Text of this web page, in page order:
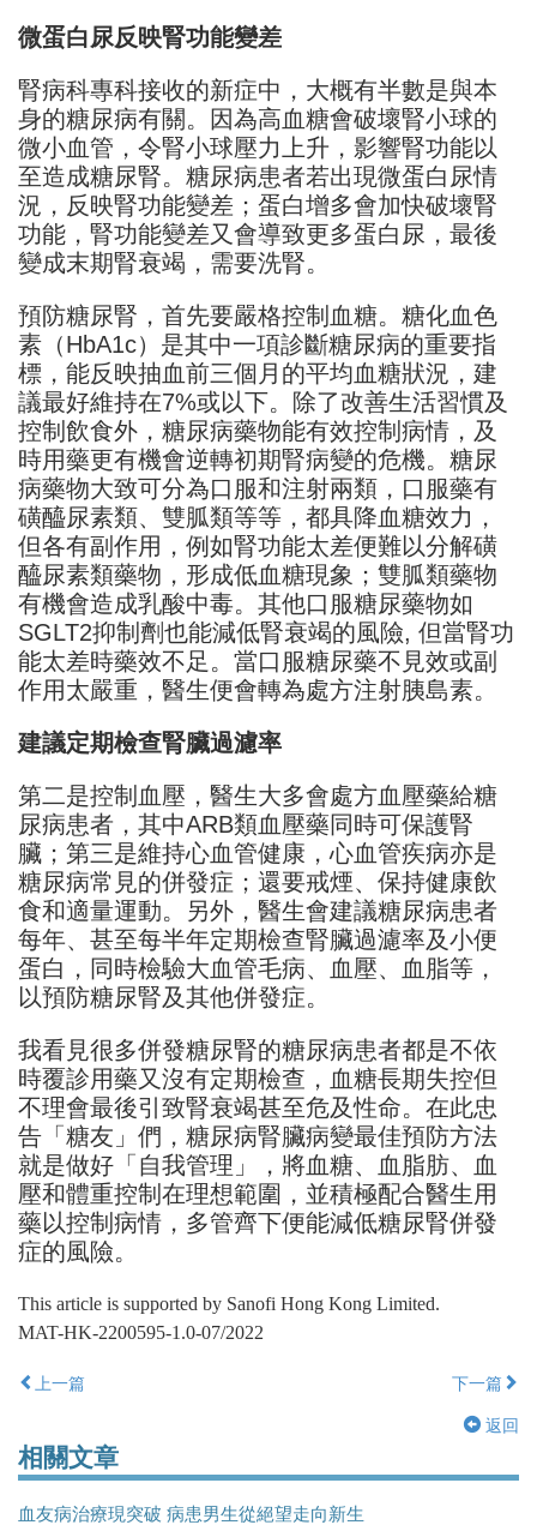
微蛋白尿反映腎功能變差
腎病科專科接收的新症中，大概有半數是與本
身的糖尿病有關。因為高血糖會破壞腎小球的
微小血管，令腎小球壓力上升，影響腎功能以
至造成糖尿腎。糖尿病患者若出現微蛋白尿情
況，反映腎功能變差；蛋白增多會加快破壞腎
功能，腎功能變差又會導致更多蛋白尿，最後
變成末期腎衰竭，需要洗腎。
預防糖尿腎，首先要嚴格控制血糖。糖化血色
素（HbA1c）是其中一項診斷糖尿病的重要指
標，能反映抽血前三個月的平均血糖狀況，建
議最好維持在7%或以下。除了改善生活習慣及
控制飲食外，糖尿病藥物能有效控制病情，及
時用藥更有機會逆轉初期腎病變的危機。糖尿
病藥物大致可分為口服和注射兩類，口服藥有
磺醯尿素類、雙胍類等等，都具降血糖效力，
但各有副作用，例如腎功能太差便難以分解磺
醯尿素類藥物，形成低血糖現象；雙胍類藥物
有機會造成乳酸中毒。其他口服糖尿藥物如
SGLT2抑制劑也能減低腎衰竭的風險, 但當腎功
能太差時藥效不足。當口服糖尿藥不見效或副
作用太嚴重，醫生便會轉為處方注射胰島素。
建議定期檢查腎臟過濾率
第二是控制血壓，醫生大多會處方血壓藥給糖
尿病患者，其中ARB類血壓藥同時可保護腎
臟；第三是維持心血管健康，心血管疾病亦是
糖尿病常見的併發症；還要戒煙、保持健康飲
食和適量運動。另外，醫生會建議糖尿病患者
每年、甚至每半年定期檢查腎臟過濾率及小便
蛋白，同時檢驗大血管毛病、血壓、血脂等，
以預防糖尿腎及其他併發症。
我看見很多併發糖尿腎的糖尿病患者都是不依
時覆診用藥又沒有定期檢查，血糖長期失控但
不理會最後引致腎衰竭甚至危及性命。在此忠
告「糖友」們，糖尿病腎臟病變最佳預防方法
就是做好「自我管理」，將血糖、血脂肪、血
壓和體重控制在理想範圍，並積極配合醫生用
藥以控制病情，多管齊下便能減低糖尿腎併發
症的風險。
This article is supported by Sanofi Hong Kong Limited.
MAT-HK-2200595-1.0-07/2022
上一篇 下一篇
返回
相關文章
血友病治療現突破 病患男生從絕望走向新生